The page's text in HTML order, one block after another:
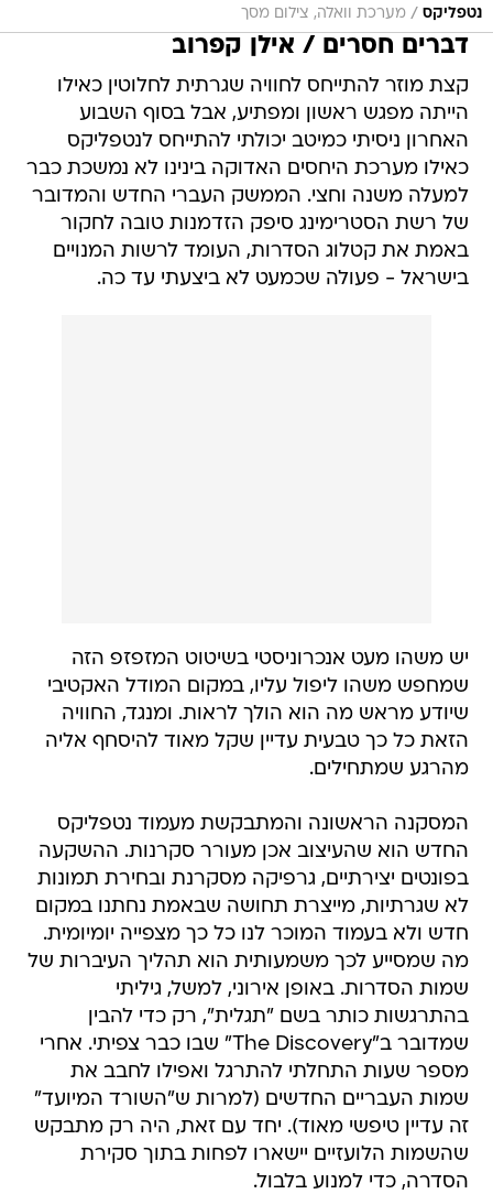
נטפליקס / מערכת וואלה, צילום מסך
דברים חסרים / אילן קפרוב
קצת מוזר להתייחס לחוויה שגרתית לחלוטין כאילו
הייתה מפגש ראשון ומפתיע, אבל בסוף השבוע
האחרון ניסיתי כמיטב יכולתי להתייחס לנטפליקס
כאילו מערכת היחסים האדוקה בינינו לא נמשכת כבר
למעלה משנה וחצי. הממשק העברי החדש והמדובר
של רשת הסטרימינג סיפק הזדמנות טובה לחקור
באמת את קטלוג הסדרות, העומד לרשות המנויים
בישראל - פעולה שכמעט לא ביצעתי עד כה.
יש משהו מעט אנכרוניסטי בשיטוט המזפזפ הזה
שמחפש משהו ליפול עליו, במקום המודל האקטיבי
שיודע מראש מה הוא הולך לראות. ומנגד, החוויה
הזאת כל כך טבעית עדיין שקל מאוד להיסחף אליה
מהרגע שמתחילים.
המסקנה הראשונה והמתבקשת מעמוד נטפליקס
החדש הוא שהעיצוב אכן מעורר סקרנות. ההשקעה
בפונטים יצירתיים, גרפיקה מסקרנת ובחירת תמונות
לא שגרתיות, מייצרת תחושה שבאמת נחתנו במקום
חדש ולא בעמוד המוכר לנו כל כך מצפייה יומיומית.
מה שמסייע לכך משמעותית הוא תהליך העיברות של
שמות הסדרות. באופן אירוני, למשל, גיליתי
בהתרגשות כותר בשם "תגלית", רק כדי להבין
שמדובר ב"The Discovery" שבו כבר צפיתי. אחרי
מספר שעות התחלתי להתרגל ואפילו לחבב את
שמות העבריים החדשים (למרות ש"השורד המיועד"
זה עדיין טיפשי מאוד). יחד עם זאת, היה רק מתבקש
שהשמות הלועזיים יישארו לפחות בתוך סקירת
הסדרה, כדי למנוע בלבול.